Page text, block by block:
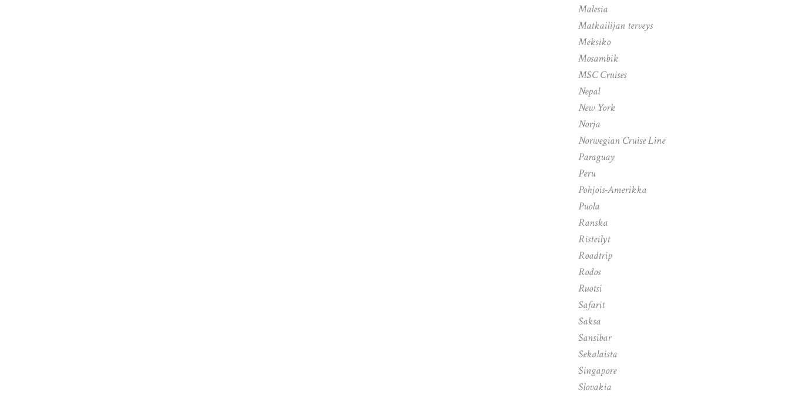
Malesia
Matkailijan terveys
Meksiko
Mosambik
MSC Cruises
Nepal
New York
Norja
Norwegian Cruise Line
Paraguay
Peru
Pohjois-Amerikka
Puola
Ranska
Risteilyt
Roadtrip
Rodos
Ruotsi
Safarit
Saksa
Sansibar
Sekalaista
Singapore
Slovakia